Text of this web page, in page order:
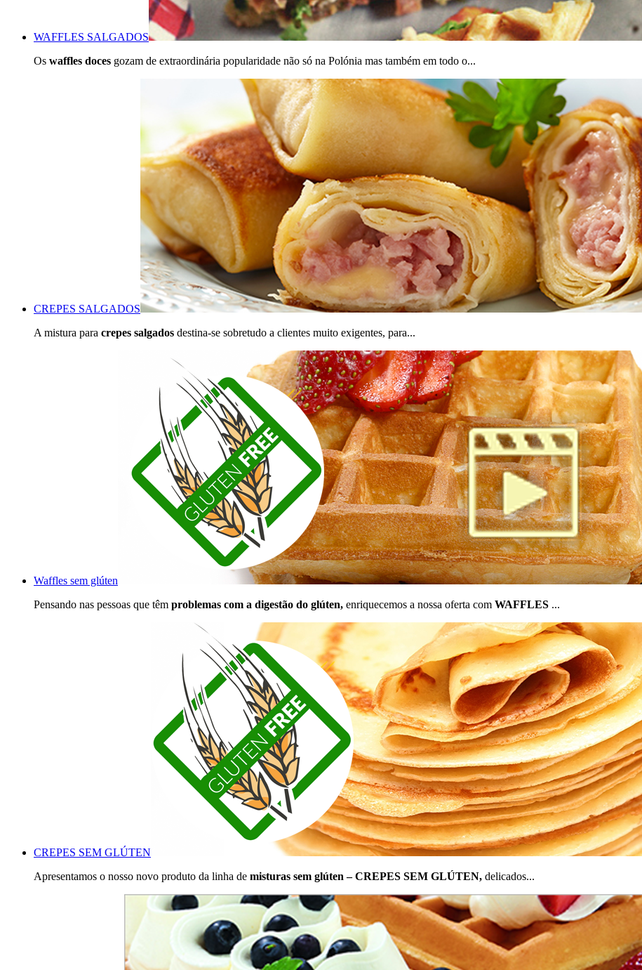
WAFFLES SALGADOS
Os waffles doces gozam de extraordinária popularidade não só na Polónia mas também em todo o...
CREPES SALGADOS
A mistura para crepes salgados destina-se sobretudo a clientes muito exigentes, para...
Waffles sem glúten
Pensando nas pessoas que têm problemas com a digestão do glúten, enriquecemos a nossa oferta com WAFFLES ...
CREPES SEM GLÚTEN
Apresentamos o nosso novo produto da linha de misturas sem glúten – CREPES SEM GLÚTEN, delicados...